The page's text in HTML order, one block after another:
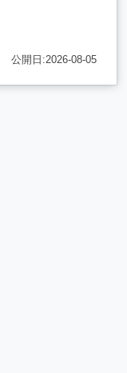
公開日:2026-08-05